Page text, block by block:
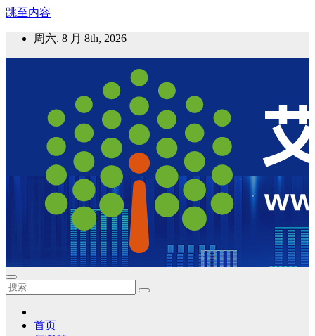
跳至内容
周六. 8 月 8th, 2026
艾邦气凝胶论坛
气凝胶材料及应用，产业链动态；气凝胶在新能源如锂电、储
首页